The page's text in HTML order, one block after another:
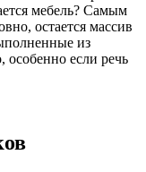
мебель? Самым
остается массив
из
особенно если речь